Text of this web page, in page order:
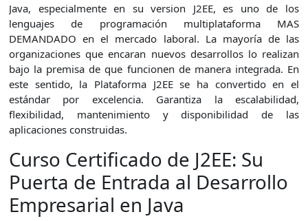
Java, especialmente en su version J2EE, es uno de los
lenguajes de programación multiplataforma MAS
DEMANDADO en el mercado laboral. La mayoría de las
organizaciones que encaran nuevos desarrollos lo realizan
bajo la premisa de que funcionen de manera integrada. En
este sentido, la Plataforma J2EE se ha convertido en el
estándar por excelencia. Garantiza la escalabilidad,
flexibilidad, mantenimiento y disponibilidad de las
aplicaciones construidas.
Curso Certificado de J2EE: Su
Puerta de Entrada al Desarrollo
Empresarial en Java